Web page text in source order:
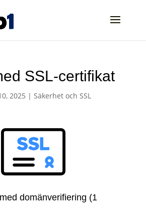
SSL-certifikat
2025 | Säkerhet och SSL
domänverifiering (1